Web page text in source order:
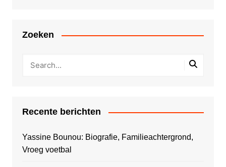
Zoeken
Recente berichten
Yassine Bounou: Biografie, Familieachtergrond,
Vroeg voetbal